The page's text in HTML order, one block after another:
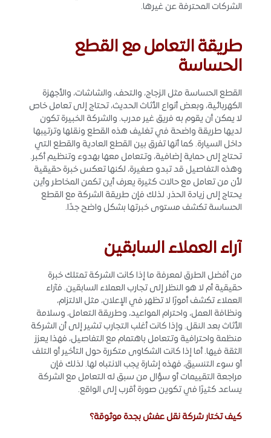
الشركات المحترفة عن غيرها.
طريقة التعامل مع القطع
الحساسة
القطع الحساسة مثل الزجاج، والتحف، والشاشات، والأجهزة
الكهربائية، وبعض أنواع الأثاث الحديث، تحتاج إلى تعامل خاص
لا يمكن أن يقوم به فريق غير مدرب. والشركة الخبيرة تكون
لديها طريقة واضحة في تغليف هذه القطع ونقلها وترتيبها
داخل السيارة. كما أنها تفرق بين القطع العادية والقطع التي
تحتاج إلى حماية إضافية، وتتعامل معها بهدوء وتنظيم أكبر.
وهذه التفاصيل قد تبدو صغيرة، لكنها تعكس خبرة حقيقية
لأن من تعامل مع حالات كثيرة يعرف أين تكمن المخاطر وأين
يحتاج إلى زيادة الحذر. لذلك فإن طريقة الشركة مع القطع
الحساسة تكشف مستوى خبرتها بشكل واضح جدًا.
آراء العملاء السابقين
من أفضل الطرق لمعرفة ما إذا كانت الشركة تمتلك خبرة
حقيقية أم لا هو النظر إلى تجارب العملاء السابقين. فآراء
العملاء تكشف أمورًا لا تظهر في الإعلان، مثل الالتزام،
ونظافة العمل، واحترام المواعيد، وطريقة التعامل، وسلامة
الأثاث بعد النقل. وإذا كانت أغلب التجارب تشير إلى أن الشركة
منظمة واحترافية وتتعامل باهتمام مع التفاصيل، فهذا يعزز
الثقة فيها. أما إذا كانت الشكاوى متكررة حول التأخير أو التلف
أو سوء التنسيق، فهذه إشارة يجب الانتباه لها. لذلك فإن
مراجعة التقييمات أو سؤال من سبق له التعامل مع الشركة
يساعد كثيرًا في تكوين صورة أقرب إلى الواقع.
كيف تختار شركة نقل عفش بجدة موثوقة؟